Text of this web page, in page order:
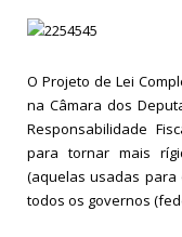
O Projeto de Lei
na Câmara dos
Responsabilidade
para tornar mais
(aquelas usadas para
todos os governos